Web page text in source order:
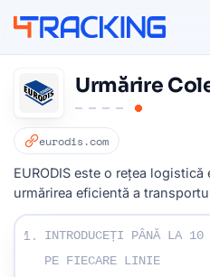
Urmărire
eurodis.com
EURODIS este o rețea
urmărirea eficientă a
Introduceți numerele dvs.
1.